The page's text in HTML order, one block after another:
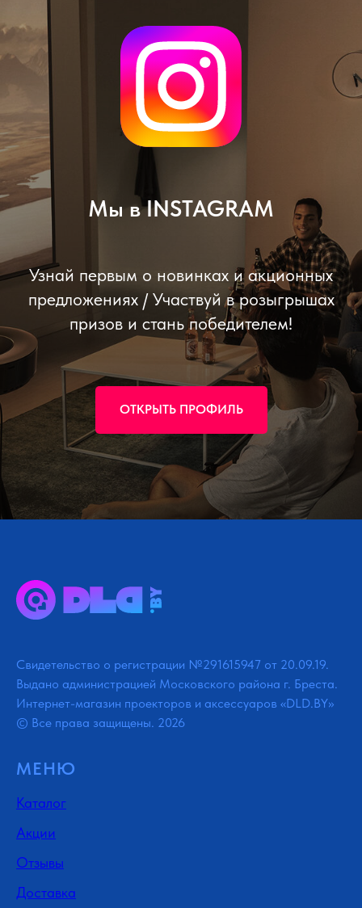
Мы в INSTAGRAM
Узнай первым о новинках и акционных
предложениях / Участвуй в розыгрышах
призов и стань победителем!
ОТКРЫТЬ ПРОФИЛЬ
Свидетельство о регистрации №291615947 от 20.09.19.
Выдано администрацией Московского района г. Бреста.
Интернет-магазин проекторов и аксессуаров «DLD.BY»
© Все права защищены. 2026
МЕНЮ
Каталог
Акции
Отзывы
Доставка